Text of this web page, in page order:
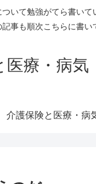
て勉強がてら書い
事も順次こちらに書い
医療・病気